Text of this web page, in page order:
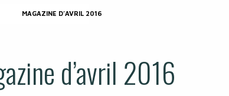
MAGAZINE D’AVRIL 2016
d’avril 2016